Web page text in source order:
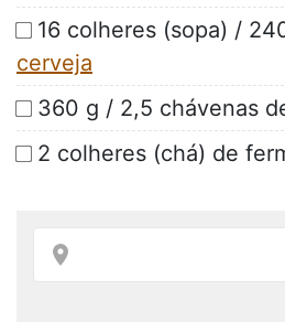
16 colheres (sopa) /
cerveja
360 g / 2,5 chávenas
2 colheres (chá) de